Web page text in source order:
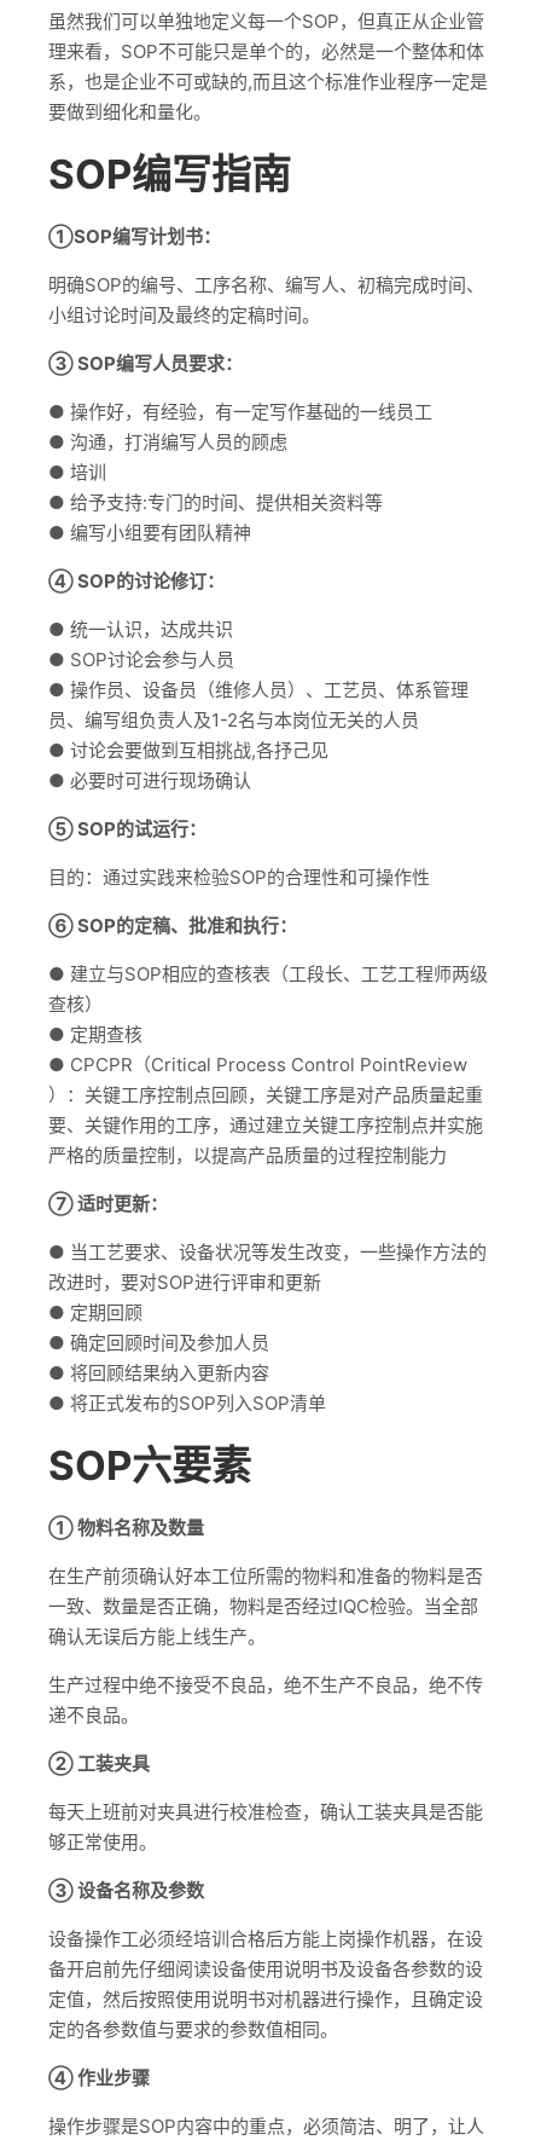
虽然我们可以单独地定义每一个SOP，但真正从企业管
理来看，SOP不可能只是单个的，必然是一个整体和体
系，也是企业不可或缺的,而且这个标准作业程序一定是
要做到细化和量化。
SOP编写指南
①SOP编写计划书：
明确SOP的编号、工序名称、编写人、初稿完成时间、
小组讨论时间及最终的定稿时间。
③ SOP编写人员要求：
● 操作好，有经验，有一定写作基础的一线员工
● 沟通，打消编写人员的顾虑
● 培训
● 给予支持:专门的时间、提供相关资料等
● 编写小组要有团队精神
④ SOP的讨论修订：
● 统一认识，达成共识
● SOP讨论会参与人员
● 操作员、设备员（维修人员）、工艺员、体系管理
员、编写组负责人及1-2名与本岗位无关的人员
● 讨论会要做到互相挑战,各抒己见
● 必要时可进行现场确认
⑤ SOP的试运行：
目的：通过实践来检验SOP的合理性和可操作性
⑥ SOP的定稿、批准和执行：
● 建立与SOP相应的查核表（工段长、工艺工程师两级
查核）
● 定期查核
● CPCPR（Critical Process Control PointReview
）：关键工序控制点回顾，关键工序是对产品质量起重
要、关键作用的工序，通过建立关键工序控制点并实施
严格的质量控制，以提高产品质量的过程控制能力
⑦ 适时更新：
● 当工艺要求、设备状况等发生改变，一些操作方法的
改进时，要对SOP进行评审和更新
● 定期回顾
● 确定回顾时间及参加人员
● 将回顾结果纳入更新内容
● 将正式发布的SOP列入SOP清单
SOP六要素
① 物料名称及数量
在生产前须确认好本工位所需的物料和准备的物料是否
一致、数量是否正确，物料是否经过IQC检验。当全部
确认无误后方能上线生产。
生产过程中绝不接受不良品，绝不生产不良品，绝不传
递不良品。
② 工装夹具
每天上班前对夹具进行校准检查，确认工装夹具是否能
够正常使用。
③ 设备名称及参数
设备操作工必须经培训合格后方能上岗操作机器，在设
备开启前先仔细阅读设备使用说明书及设备各参数的设
定值，然后按照使用说明书对机器进行操作，且确定设
定的各参数值与要求的参数值相同。
④ 作业步骤
操作步骤是SOP内容中的重点，必须简洁、明了，让人